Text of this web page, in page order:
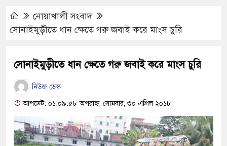
নোয়াখালী সংবাদ
সোনাইমুড়ীতে ধান ক্ষেতে গরু জবাই করে মাংস চুরি
সোনাইমুড়ীতে ধান ক্ষেতে গরু জবাই করে মাংস চুরি
নিউজ ডেস্ক
আপডেট: ০১:০৯:৫৮ অপরাহ্ন, সোমবার, ৩০ এপ্রিল ২০১৮